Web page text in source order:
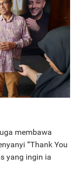
membawa
“Thank You
yang ingin ia